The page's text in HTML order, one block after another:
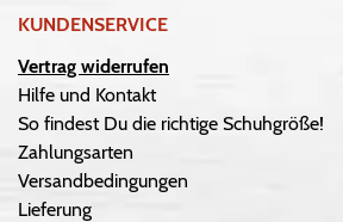
KUNDENSERVICE
Vertrag widerrufen
Hilfe und Kontakt
So findest Du die richtige Schuhgröße!
Zahlungsarten
Versandbedingungen
Lieferung